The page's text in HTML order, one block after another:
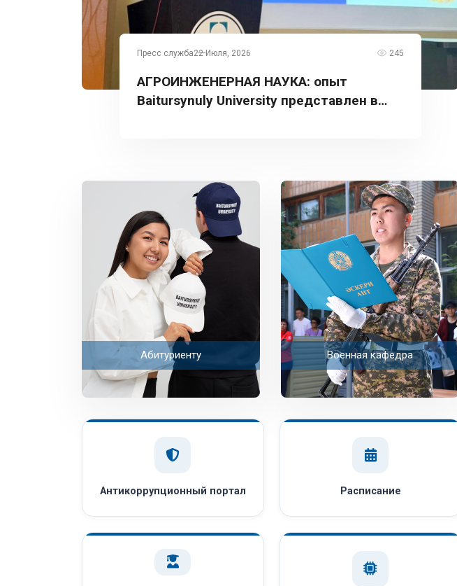
Пресс служба22 Июля, 2026 245
АГРОИНЖЕНЕРНАЯ НАУКА: опыт
Baitursynuly University представлен в
Абитуриенту Военная кафедра
Антикоррупционный портал Расписание